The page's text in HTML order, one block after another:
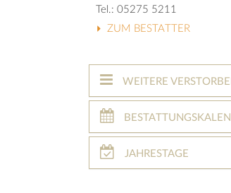
Tel.: 05275 5211
ZUM BESTATTER
WEITERE
JAHRESTAGE